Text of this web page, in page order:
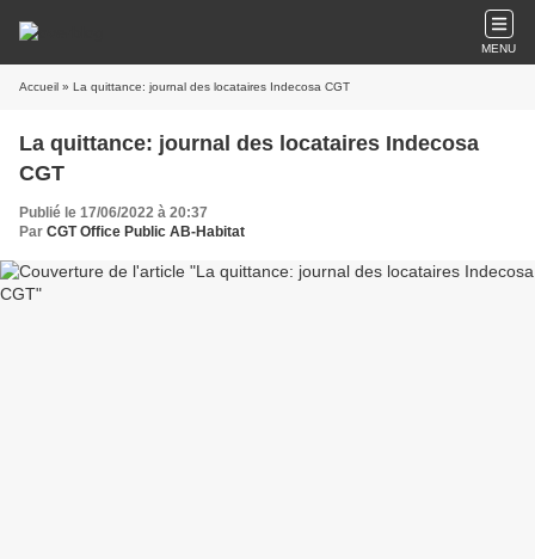
MENU
Accueil » La quittance: journal des locataires Indecosa CGT
La quittance: journal des locataires Indecosa
CGT
Publié le 17/06/2022 à 20:37
Par CGT Office Public AB-Habitat